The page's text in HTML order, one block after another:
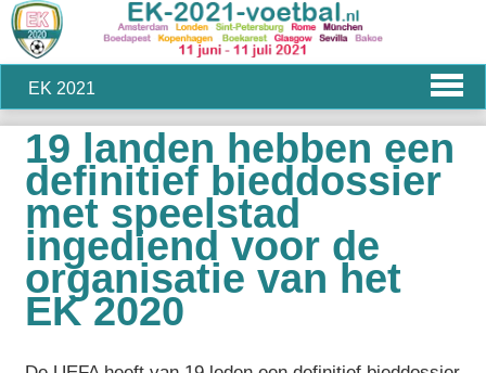
EK 2021
19 landen hebben een
definitief bieddossier
met speelstad
ingediend voor de
organisatie van het
EK 2020